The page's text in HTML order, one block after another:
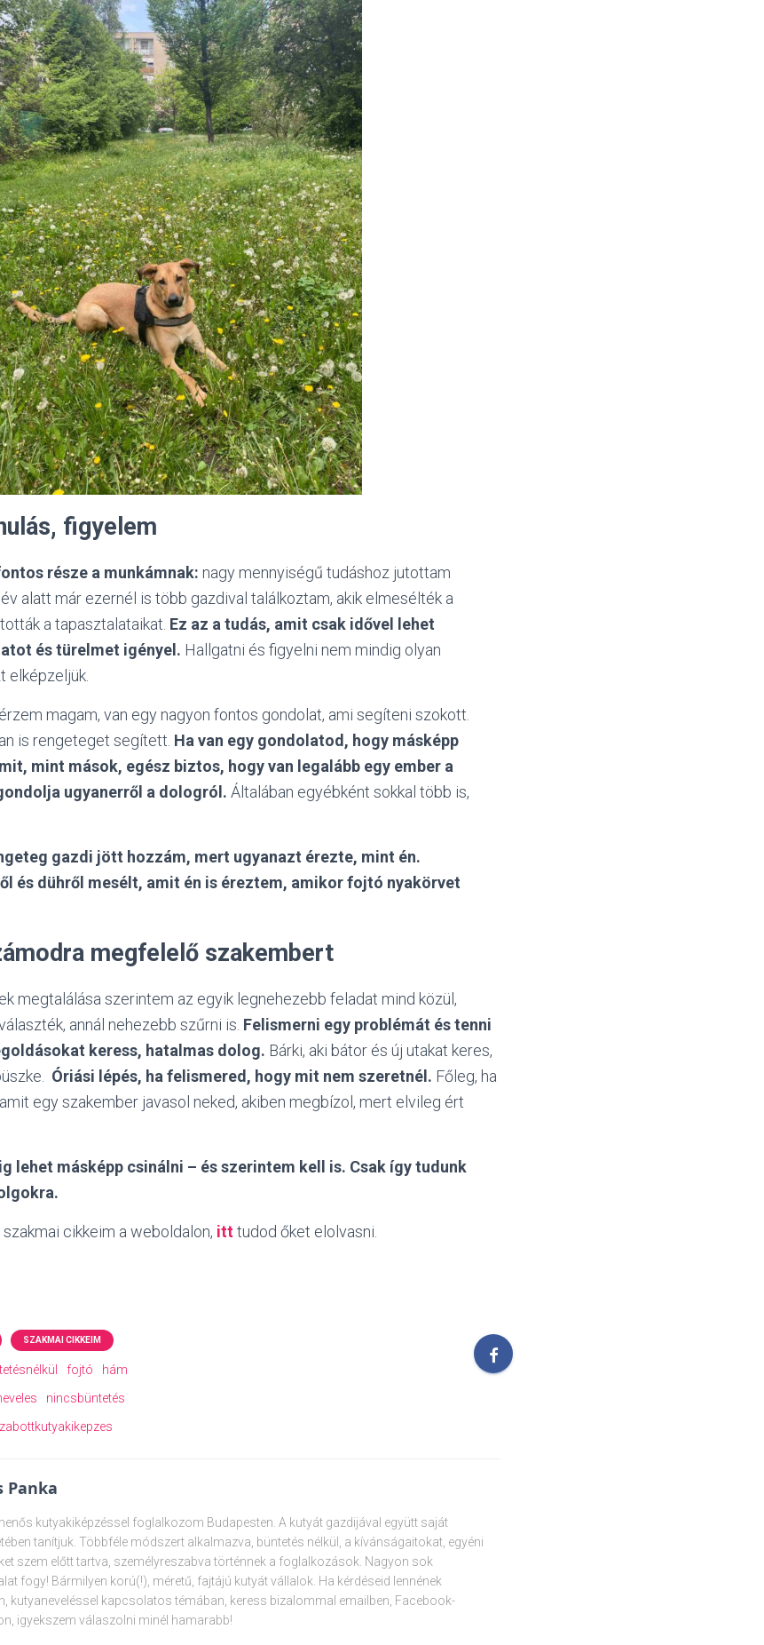
figyelem
része a munkámnak: nagy mennyiségű tudáshoz jutottam
alatt már ezernél is több gazdival találkoztam, akik elmesélték a
a tapasztalataikat. Ez az a tudás, amit csak idővel lehet
és türelmet igényel. Hallgatni és figyelni nem mindig olyan
elképzeljük.
magam, van egy nagyon fontos gondolat, ami segíteni szokott.
is rengeteget segített. Ha van egy gondolatod, hogy másképp
mint mások, egész biztos, hogy van legalább egy ember a
ugyanerről a dologról. Általában egyébként sokkal több is,
gazdi jött hozzám, mert ugyanazt érezte, mint én.
és dühről mesélt, amit én is éreztem, amikor fojtó nyakörvet
megfelelő szakembert
megtalálása szerintem az egyik legnehezebb feladat mind közül,
annál nehezebb szűrni is. Felismerni egy problémát és tenni
keress, hatalmas dolog. Bárki, aki bátor és új utakat keres,
Óriási lépés, ha felismered, hogy mit nem szeretnél. Főleg, ha
egy szakember javasol neked, akiben megbízol, mert elvileg ért
lehet másképp csinálni – és szerintem kell is. Csak így tudunk
cikkeim a weboldalon, itttudod őket elolvasni.
SZAKMAI CIKKEIM
fojtó
hám
nincsbüntetés
Panka
kutyakiképzéssel foglalkozom Budapesten. A kutyát gazdijával együtt saját
tanítjuk. Többféle módszert alkalmazva, büntetés nélkül, a kívánságaitokat, egyéni
szem előtt tartva, személyreszabva történnek a foglalkozások. Nagyon sok
fogy! Bármilyen korú(!), méretű, fajtájú kutyát vállalok. Ha kérdéseid lennének
kutyaneveléssel kapcsolatos témában, keress bizalommal emailben, Facebook-
igyekszem válaszolni minél hamarabb!